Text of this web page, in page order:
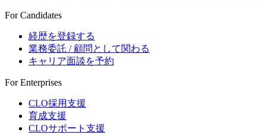
For Candidates
経歴を登録する
業務委託 / 顧問として関わる
キャリア面談を予約
For Enterprises
CLO採用支援
育成支援
CLOサポート支援